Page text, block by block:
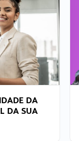
DA
DA SUA